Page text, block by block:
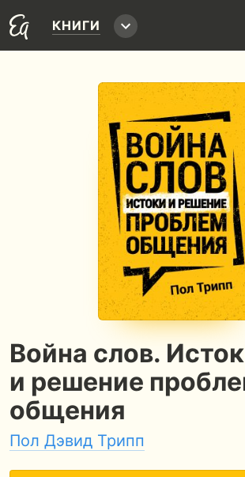
КНИГИ
Война слов.
и решение
общения
Пол Дэвид Трипп